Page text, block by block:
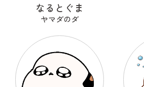
なるとぐま
ヤマダのダ